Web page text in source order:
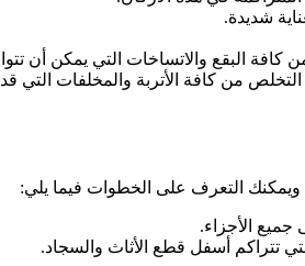
شديدة.
البقع والاتساخات التي يمكن أن
من كافة الأتربة والمخلفات التي قد
التعرف على الخطوات فيما يلي:
جميع الأجزاء.
تتراكم أسفل قطع الأثاث والسجاد.